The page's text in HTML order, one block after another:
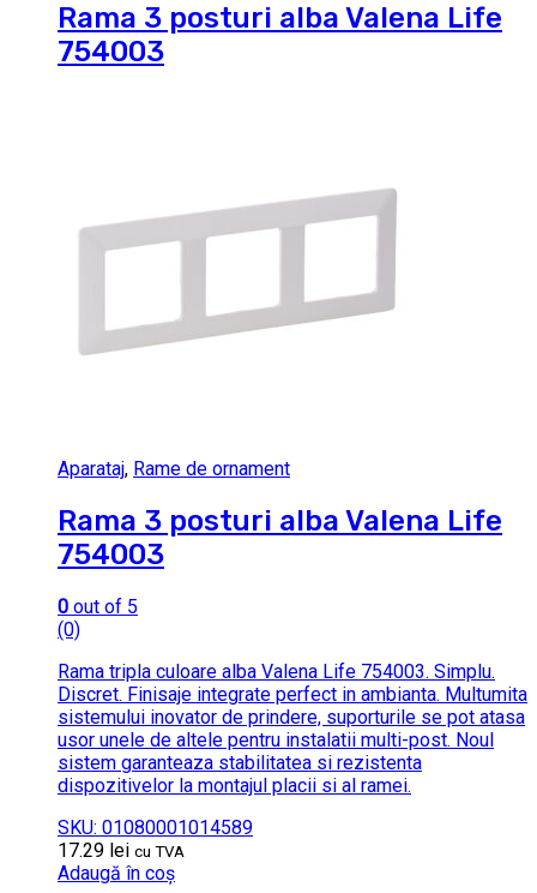
Rama 3 posturi alba Valena Life
754003
Aparataj, Rame de ornament
Rama 3 posturi alba Valena Life
754003
0 out of 5
(0)
Rama tripla culoare alba Valena Life 754003. Simplu.
Discret. Finisaje integrate perfect in ambianta. Multumita
sistemului inovator de prindere, suporturile se pot atasa
usor unele de altele pentru instalatii multi-post. Noul
sistem garanteaza stabilitatea si rezistenta
dispozitivelor la montajul placii si al ramei.
SKU: 01080001014589
17.29 lei cu TVA
Adaugă în coș